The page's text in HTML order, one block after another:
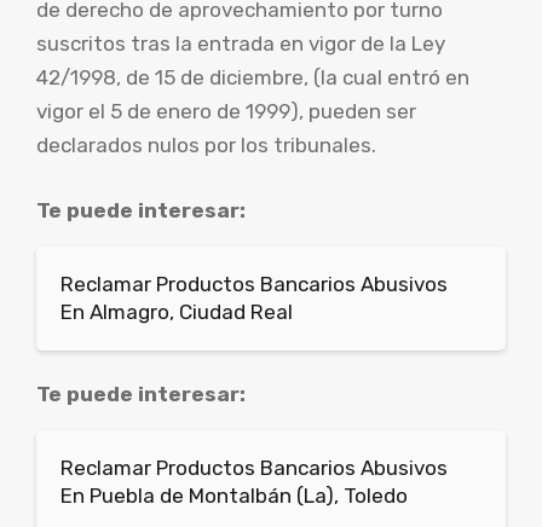
de derecho de aprovechamiento por turno
suscritos tras la entrada en vigor de la Ley
42/1998, de 15 de diciembre, (la cual entró en
vigor el 5 de enero de 1999), pueden ser
declarados nulos por los tribunales.
Te puede interesar:
Reclamar Productos Bancarios Abusivos
En Almagro, Ciudad Real
Te puede interesar:
Reclamar Productos Bancarios Abusivos
En Puebla de Montalbán (La), Toledo